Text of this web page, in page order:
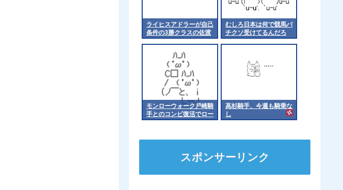
ライヒスアドラーが自己
条件の3勝クラスの佐渡
ステークスに出走
むしろ日本は何で競馬バ
チクソ受けてるんだろ
モンローウォーク戸崎騎
手とのコンビ復活でロー
ズSへ 他
高杉騎手、今週も騎乗な
し
スポンサーリンク